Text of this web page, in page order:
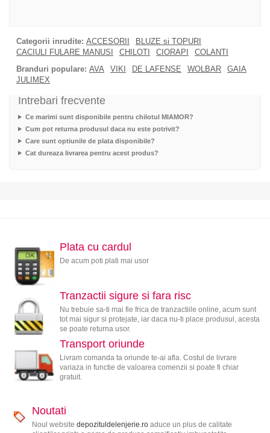
Categorii inrudite: ACCESORII
BLUZE si TOPURI
CACIULI FULARE MANUSI
CHILOTI CIORAPI
COLANTI
Branduri populare: AVA VIKI DE LAFENSE WOLBAR
GAIA
JULIMEX
Intrebari frecvente
Ce marimi sunt disponibile pentru chilotul MIAMOR?
Cum pot returna produsul daca nu este potrivit?
Care sunt optiunile de plata disponibile?
Cat dureaza livrarea pentru acest produs?
Plata cu cardul
De acum poti plati mai usor
Tranzactii sigure si fara risc
Nu trebuie sa-ti mai fie frica de tranzactiile online, acum sunt
tot mai sigur si protejate, iar daca nu-ti place produsul, acesta
se poate returna usor.
Transport oriunde
Livram comanda ta oriunde te-ai afla. Costul de livrare
variaza in functie de valoarea comenzii si poate fi chiar
gratuit.
Noutati
Noul website depozituldelenjerie.roaduce un plus de calitate